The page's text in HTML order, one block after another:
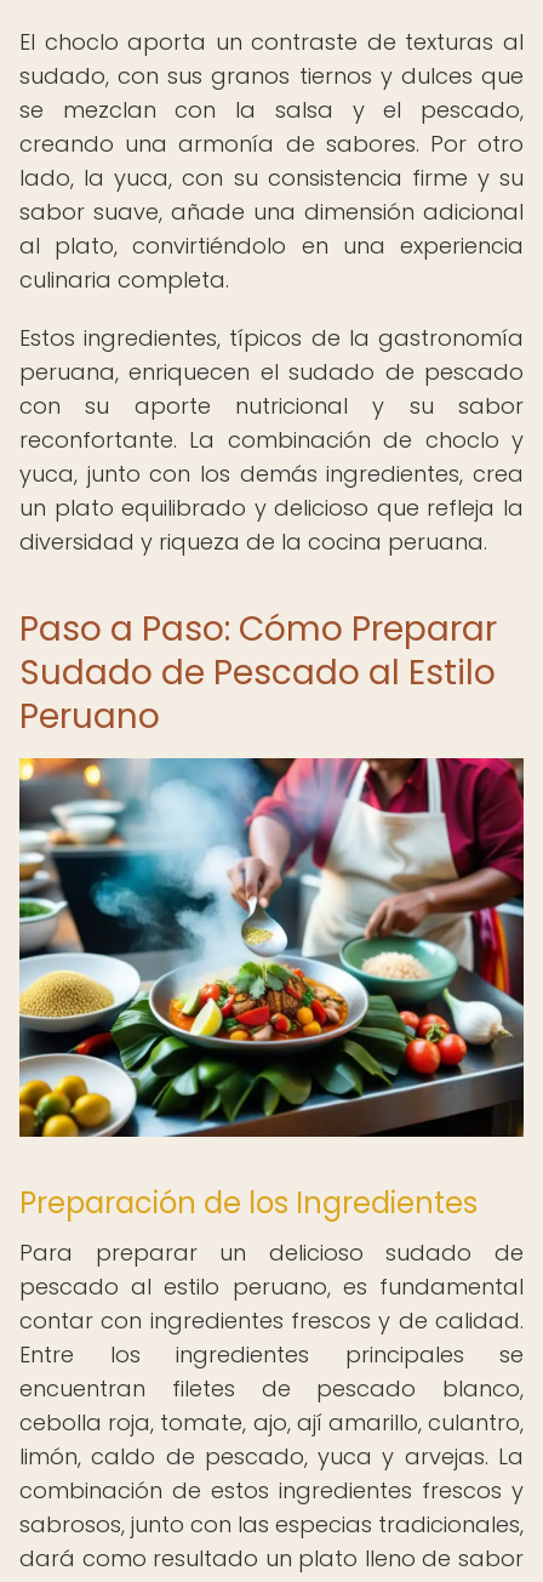
El choclo aporta un contraste de texturas al
sudado, con sus granos tiernos y dulces que
se mezclan con la salsa y el pescado,
creando una armonía de sabores. Por otro
lado, la yuca, con su consistencia firme y su
sabor suave, añade una dimensión adicional
al plato, convirtiéndolo en una experiencia
culinaria completa.
Estos ingredientes, típicos de la gastronomía
peruana, enriquecen el sudado de pescado
con su aporte nutricional y su sabor
reconfortante. La combinación de choclo y
yuca, junto con los demás ingredientes, crea
un plato equilibrado y delicioso que refleja la
diversidad y riqueza de la cocina peruana.
Paso a Paso: Cómo Preparar
Sudado de Pescado al Estilo
Peruano
Preparación de los Ingredientes
Para preparar un delicioso sudado de
pescado al estilo peruano, es fundamental
contar con ingredientes frescos y de calidad.
Entre los ingredientes principales se
encuentran filetes de pescado blanco,
cebolla roja, tomate, ajo, ají amarillo, culantro,
limón, caldo de pescado, yuca y arvejas. La
combinación de estos ingredientes frescos y
sabrosos, junto con las especias tradicionales,
dará como resultado un plato lleno de sabor